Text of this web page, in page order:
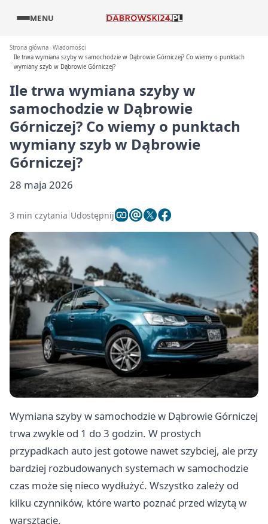
MENU
Strona główna Wiadomości
Ile trwa wymiana szyby w samochodzie w Dąbrowie Górniczej? Co wiemy o punktach
wymiany szyb w Dąbrowie Górniczej?
Ile trwa wymiana szyby w
samochodzie w Dąbrowie
Górniczej? Co wiemy o punktach
wymiany szyb w Dąbrowie
Górniczej?
28 maja 2026
3 min czytania Udostępnij
Wymiana szyby w samochodzie w Dąbrowie Górniczej
trwa zwykle od 1 do 3 godzin. W prostych
przypadkach auto jest gotowe nawet szybciej, ale przy
bardziej rozbudowanych systemach w samochodzie
czas może się nieco wydłużyć. Wszystko zależy od
kilku czynników, które warto poznać przed wizytą w
warsztacie.